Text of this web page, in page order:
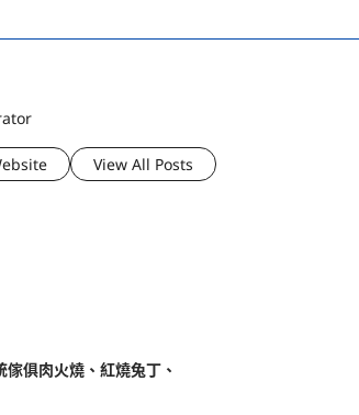
View All Posts
俱肉火燒、紅燒兔丁、